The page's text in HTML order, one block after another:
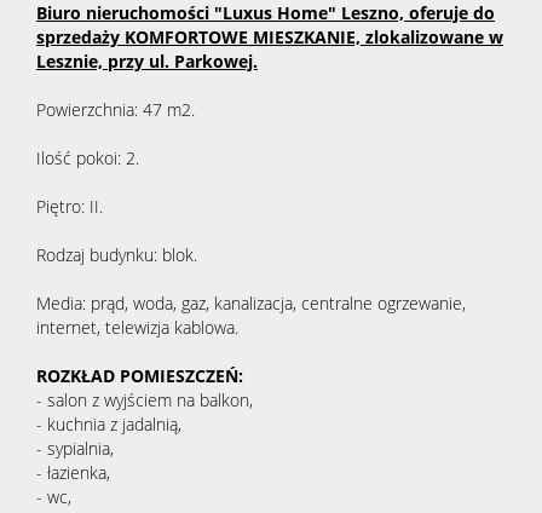
Biuro nieruchomości "Luxus Home" Leszno, oferuje do
sprzedaży KOMFORTOWE MIESZKANIE, zlokalizowane w
Lesznie, przy ul. Parkowej.
Powierzchnia: 47 m2.
Ilość pokoi: 2.
Piętro: II.
Rodzaj budynku: blok.
Media: prąd, woda, gaz, kanalizacja, centralne ogrzewanie,
internet, telewizja kablowa.
ROZKŁAD POMIESZCZEŃ:
- salon z wyjściem na balkon,
- kuchnia z jadalnią,
- sypialnia,
- łazienka,
- wc,